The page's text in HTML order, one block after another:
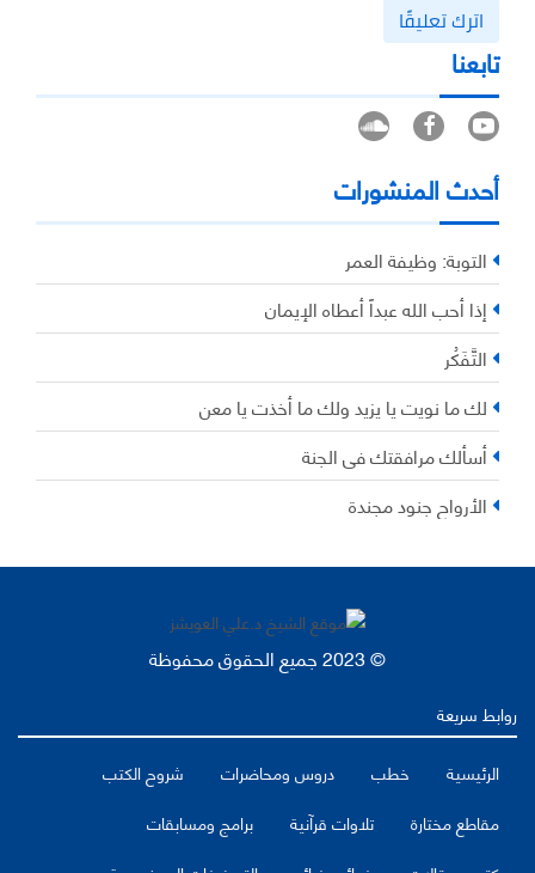
اترك تعليقًا
تابعنا
أحدث المنشورات
التوبة: وظيفة العمر
إذا أحب الله عبداً أعطاه الإيمان
التَّفَكُر
لك ما نويت يا يزيد ولك ما أخذت يا معن
أسألك مرافقتك في الجنة
الأرواح جنود مجندة
© 2023 جميع الحقوق محفوظة
روابط سريعة
الرئيسية
خطب دروس ومحاضرات
شروح الكتب
مقاطع مختارة
تلاوات قرآنية
برامج ومسابقات